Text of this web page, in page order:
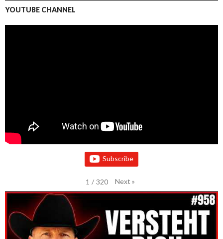
YOUTUBE CHANNEL
Subscribe
1 / 320 Next »